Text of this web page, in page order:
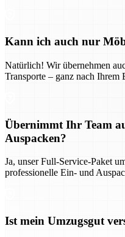
Kann ich auch nur
Natürlich! Wir übernehmen
Transporte – ganz nach Ihrem
Übernimmt Ihr Team
Auspacken?
Ja, unser Full-Service-Paket
professionelle Ein- und
Ist mein Umzugsgut